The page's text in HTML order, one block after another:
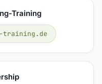
Training
training.de